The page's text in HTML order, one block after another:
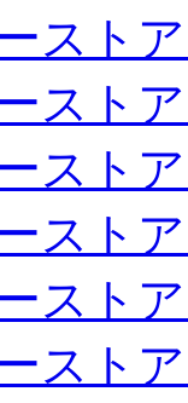
スト
スト
スト
スト
スト
スト